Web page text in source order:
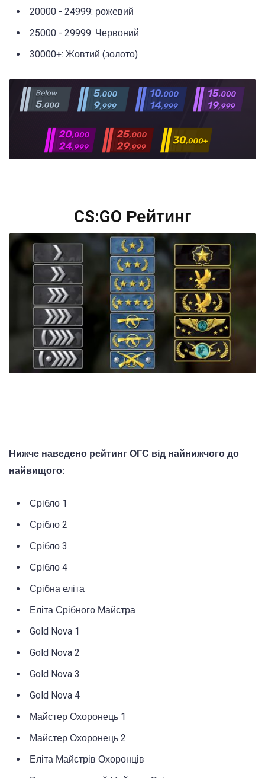
20000 - 24999: рожевий
25000 - 29999: Червоний
30000+: Жовтий (золото)
CS:GO Рейтинг
Нижче наведено рейтинг ОГС від найнижчого до
найвищого:
Срібло 1
Срібло 2
Срібло 3
Срібло 4
Срібна еліта
Еліта Срібного Майстра
Gold Nova 1
Gold Nova 2
Gold Nova 3
Gold Nova 4
Майстер Охоронець 1
Майстер Охоронець 2
Еліта Майстрів Охоронців